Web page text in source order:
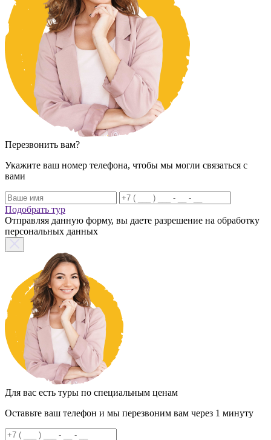
Перезвонить вам?
Укажите ваш номер телефона, чтобы мы могли связаться с
вами
Подобрать тур
Отправляя данную форму, вы даете разрешение на обработку
персональных данных
Для вас есть туры по специальным ценам
Оставьте ваш телефон и мы перезвоним вам через 1 минуту